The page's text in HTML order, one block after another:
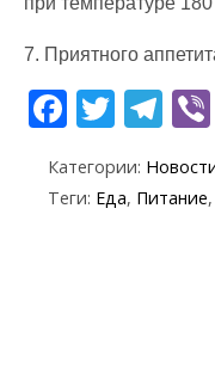
7. Приятного
F
e
T
itt
er
T
e
Категории:
Теги: Еда, Питание,